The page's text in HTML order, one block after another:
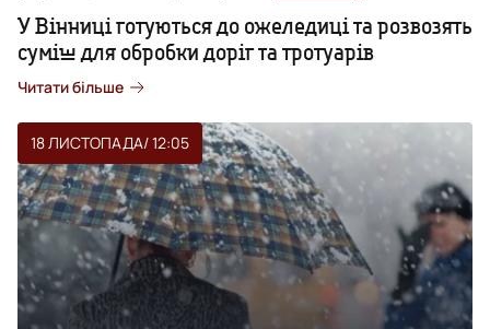
У Вінниці готуються до ожеледиці та розвозять
суміш для обробки доріг та тротуарів
Читати більше
18 ЛИСТОПАДА/ 12:05